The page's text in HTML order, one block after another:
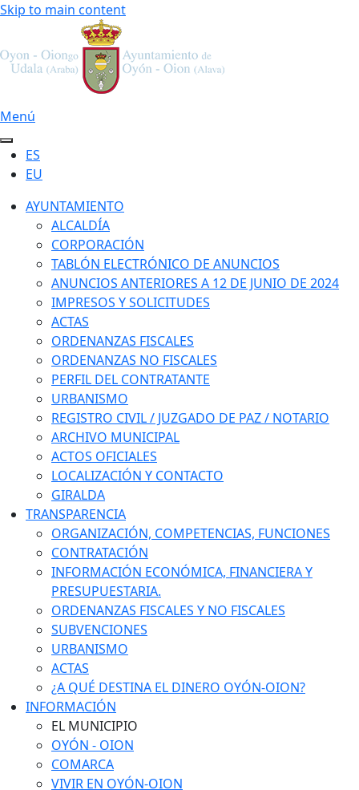
Skip to main content
Menú
ES
EU
AYUNTAMIENTO
ALCALDÍA
CORPORACIÓN
TABLÓN ELECTRÓNICO DE ANUNCIOS
ANUNCIOS ANTERIORES A 12 DE JUNIO DE 2024
IMPRESOS Y SOLICITUDES
ACTAS
ORDENANZAS FISCALES
ORDENANZAS NO FISCALES
PERFIL DEL CONTRATANTE
URBANISMO
REGISTRO CIVIL / JUZGADO DE PAZ / NOTARIO
ARCHIVO MUNICIPAL
ACTOS OFICIALES
LOCALIZACIÓN Y CONTACTO
GIRALDA
TRANSPARENCIA
ORGANIZACIÓN, COMPETENCIAS, FUNCIONES
CONTRATACIÓN
INFORMACIÓN ECONÓMICA, FINANCIERA Y
PRESUPUESTARIA.
ORDENANZAS FISCALES Y NO FISCALES
SUBVENCIONES
URBANISMO
ACTAS
¿A QUÉ DESTINA EL DINERO OYÓN-OION?
INFORMACIÓN
EL MUNICIPIO
OYÓN - OION
COMARCA
VIVIR EN OYÓN-OION